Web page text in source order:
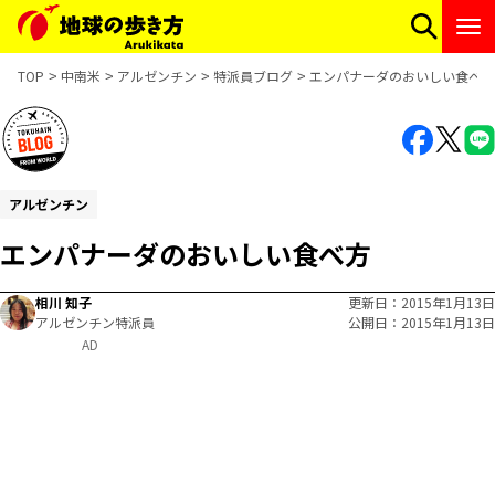
TOP 中南米 アルゼンチン 特派員ブログ エンパナーダのおいしい食べ方
アルゼンチン
エンパナーダのおいしい食べ方
相川 知子
アルゼンチン特派員
更新日
2015年1月13日
公開日
2015年1月13日
AD